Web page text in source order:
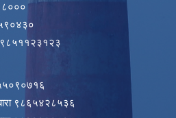
९८५११२३१२३
बारा ९८६५४२८५३६